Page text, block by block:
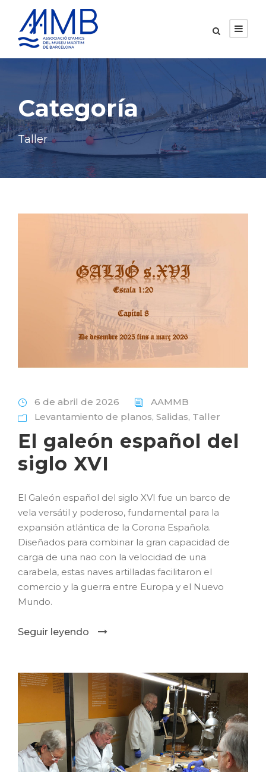
Categoría
Taller
6 de abril de 2026
AAMMB
Levantamiento de planos, Salidas, Taller
El galeón español del
siglo XVI
El Galeón español del siglo XVI fue un barco de
vela versátil y poderoso, fundamental para la
expansión atlántica de la Corona Española.
Diseñados para combinar la gran capacidad de
carga de una nao con la velocidad de una
carabela, estas naves artilladas facilitaron el
comercio y la guerra entre Europa y el Nuevo
Mundo.
Seguir leyendo